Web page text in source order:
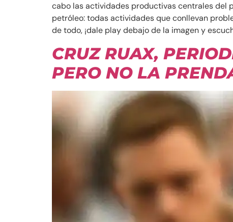
cabo las actividades productivas centrales del
petróleo: todas actividades que conllevan
de todo, ¡dale play debajo de la imagen y
CRUZ RUAX,
PERO NO LA